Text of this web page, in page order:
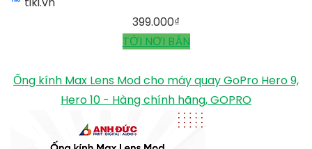
Vỏ Chống Nước Cho Máy Gopro Hero 9 Black, OEM